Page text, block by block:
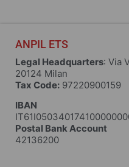
ANPIL ETS
Legal Headquarters: Via
20124 Milan
Tax Code: 97220900159
IBAN
Postal Bank Account
42136200